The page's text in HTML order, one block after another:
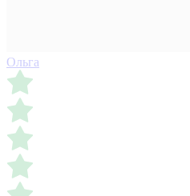
Ольга